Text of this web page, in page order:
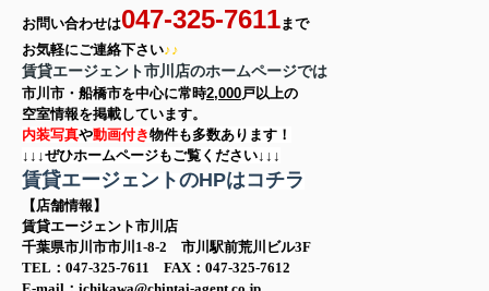
お問い合わせは047-325-7611まで
お気軽にご連絡下さい♪♪
賃貸エージェント市川店のホームページでは
市川市・船橋市を中心に常時2,000戸以上の
空室情報を掲載しています。
内装写真や動画付き物件も多数あります！
↓↓↓ぜひホームページもご覧ください↓↓↓
賃貸エージェントのHPはコチラ
【店舗情報】
賃貸エージェント市川店
千葉県市川市市川1-8-2 市川駅前荒川ビル3F
TEL：047-325-7611 FAX：047-325-7612